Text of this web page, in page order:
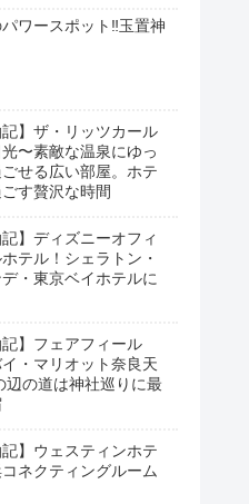
ワースポット‼︎玉置神
記】ザ・リッツカール
光〜素敵な温泉にゆっ
せる広い部屋。ホテ
す贅沢な時間
記】ディズニーオフィ
テル！シェラトン・
・東京ベイホテルに
記】フェアフィール
イ・マリオット奈良天
辺の道は神社巡りに最
記】ウェスティンホテ
ネクティングルーム